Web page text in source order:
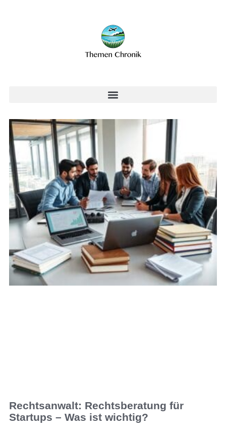
Rechtsanwalt: Rechtsberatung für
Startups – Was ist wichtig?